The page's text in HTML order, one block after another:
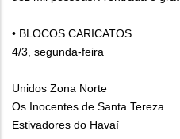
• BLOCOS CARICATOS
4/3, segunda-feira
Unidos Zona Norte
Os Inocentes de Santa Tereza
Estivadores do Havaí